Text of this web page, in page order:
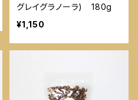
グレイグラノーラ) 180g
¥1,150